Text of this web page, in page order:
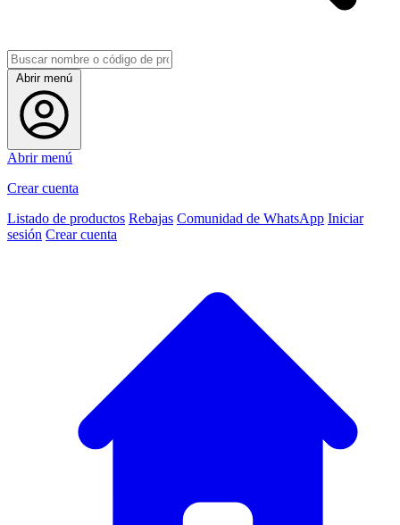
Abrir menú
Abrir menú
Crear cuenta
Listado de productos Rebajas Comunidad de WhatsApp Iniciar
sesión Crear cuenta